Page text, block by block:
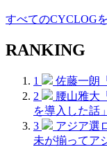
すべてのCYCLOG
RANKING
1
佐藤一朗
2
腰山雅大
を導入した話」
3
アジア選
未が揃ってア